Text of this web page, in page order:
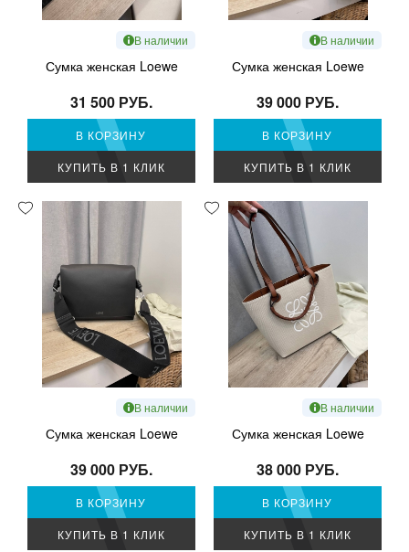
В наличии
Сумка женская Loewe
31 500 РУБ.
В КОРЗИНУ
КУПИТЬ В 1 КЛИК
В наличии
Сумка женская Loewe
39 000 РУБ.
В КОРЗИНУ
КУПИТЬ В 1 КЛИК
В наличии
Сумка женская Loewe
39 000 РУБ.
В КОРЗИНУ
КУПИТЬ В 1 КЛИК
В наличии
Сумка женская Loewe
38 000 РУБ.
В КОРЗИНУ
КУПИТЬ В 1 КЛИК